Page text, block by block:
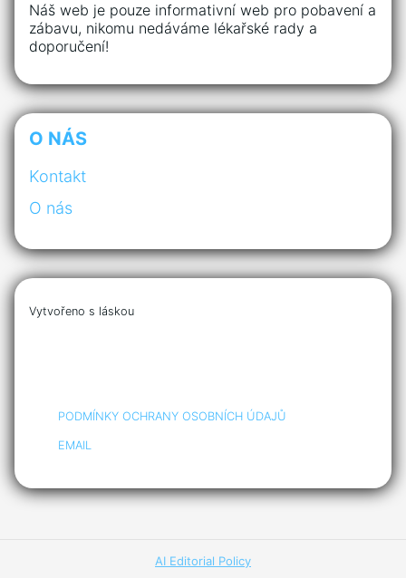
Náš web je pouze informativní web pro pobavení a
zábavu, nikomu nedáváme lékařské rady a
doporučení!
O NÁS
Kontakt
O nás
Vytvořeno s láskou
PODMÍNKY OCHRANY OSOBNÍCH ÚDAJŮ
EMAIL
AI Editorial Policy